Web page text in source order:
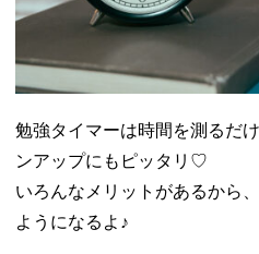
勉強タイマーは時間を測るだ
ンアップにもピッタリ♡
いろんなメリットがあるから
ようになるよ♪